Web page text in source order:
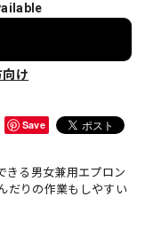
向け
Save
きる男女兼用エプロン
だりの作業もしやすい